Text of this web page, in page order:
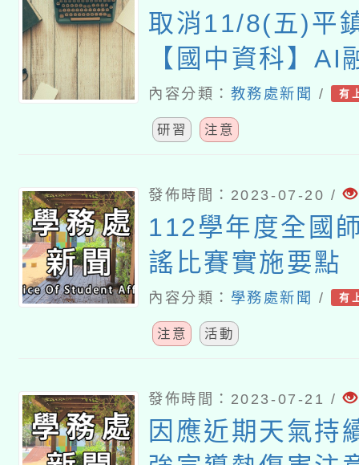
取消11/8(五)平
【國中資科】AI
以自駕車模擬器
教師)研習
內容分類： 教務處新聞 / 有
研習 注意
發佈時間：2023-07-20 /
112學年度全國
謠比賽實施要點
內容分類： 學務處新聞 / 有
注意 活動
發佈時間：2023-07-21 /
因應近期天氣持